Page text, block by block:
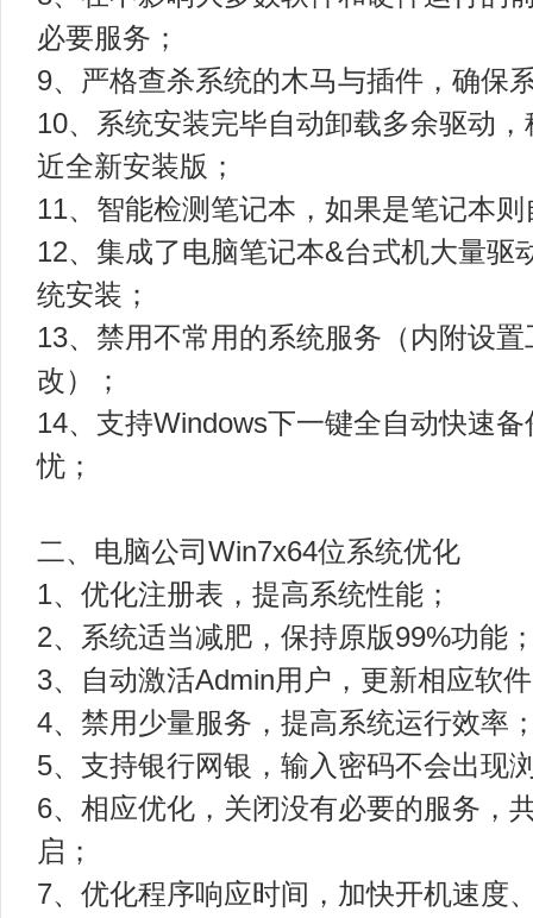
必要服务；
9、严格查杀系统的木马与插件，确保
10、系统安装完毕自动卸载多余驱动
近全新安装版；
11、智能检测笔记本，如果是笔记本
12、集成了电脑笔记本&台式机大量驱
统安装；
13、禁用不常用的系统服务（内附设
改）；
14、支持Windows下一键全自动快速
忧；
二、电脑公司Win7x64位系统优化
1、优化注册表，提高系统性能；
2、系统适当减肥，保持原版99%功能
3、自动激活Admin用户，更新相应软
4、禁用少量服务，提高系统运行效率
5、支持银行网银，输入密码不会出现
6、相应优化，关闭没有必要的服务，
启；
7、优化程序响应时间，加快开机速度